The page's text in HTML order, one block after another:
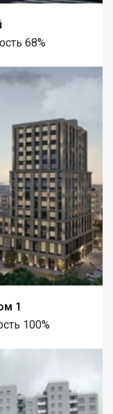
68%
1
100%